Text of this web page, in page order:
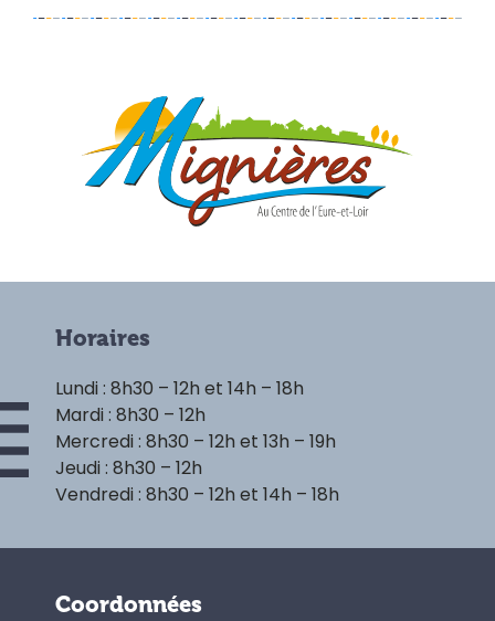
Horaires
Lundi : 8h30 – 12h et 14h – 18h
Mardi : 8h30 – 12h
Mercredi : 8h30 – 12h et 13h – 19h
Jeudi : 8h30 – 12h
Vendredi : 8h30 – 12h et 14h – 18h
Coordonnées